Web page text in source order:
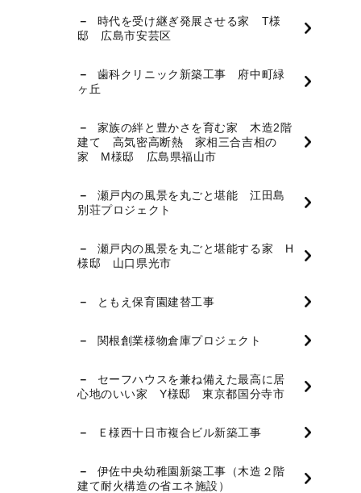
時代を受け継ぎ発展させる家 T様
邸 広島市安芸区
歯科クリニック新築工事 府中町緑
ヶ丘
家族の絆と豊かさを育む家 木造2階
建て 高気密高断熱 家相三合吉相の
家 M様邸 広島県福山市
瀬戸内の風景を丸ごと堪能 江田島
別荘プロジェクト
瀬戸内の風景を丸ごと堪能する家 H
様邸 山口県光市
ともえ保育園建替工事
関根創業様物倉庫プロジェクト
セーフハウスを兼ね備えた最高に居
心地のいい家 Y様邸 東京都国分寺市
Ｅ様西十日市複合ビル新築工事
伊佐中央幼稚園新築工事（木造２階
建て耐火構造の省エネ施設）